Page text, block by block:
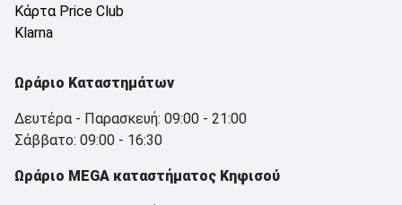
Κάρτα Price Club
Klarna
Ωράριο Καταστημάτων
Δευτέρα - Παρασκευή: 09:00 - 21:00
Σάββατο: 09:00 - 16:30
Ωράριο MEGA καταστήματος Κηφισού